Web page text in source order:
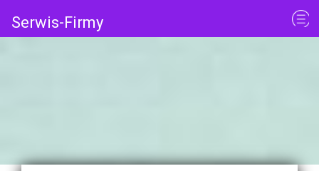
Serwis-Firmy